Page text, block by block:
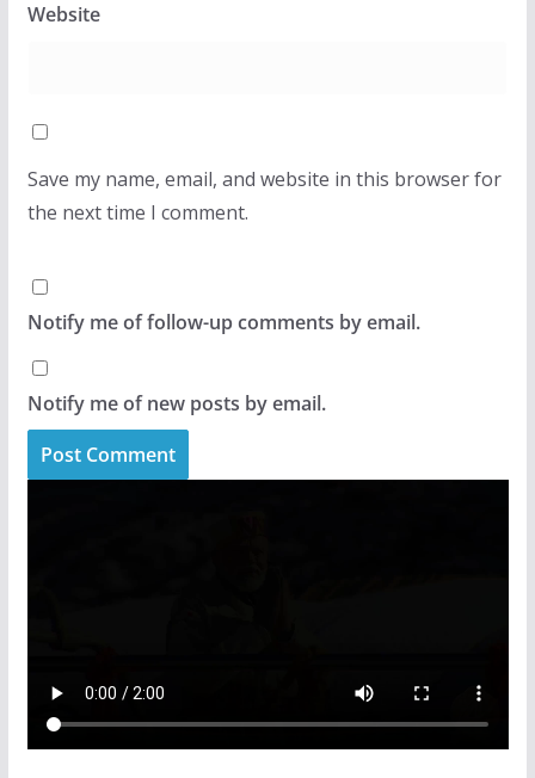
Website
Save my name, email, and website in this browser for
the next time I comment.
Notify me of follow-up comments by email.
Notify me of new posts by email.